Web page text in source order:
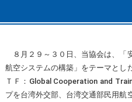
８月２９～３０日、当協会は、「
航空システムの構築」をテーマとし
ＴＦ：Global Cooperation and
プを台湾外交部、台湾交通部民用航